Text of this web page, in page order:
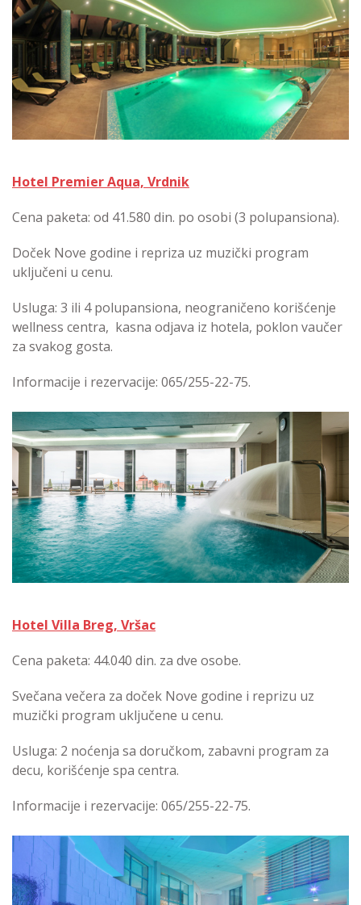
Hotel Premier Aqua, Vrdnik
Cena paketa: od 41.580 din. po osobi (3 polupansiona).
Doček Nove godine i repriza uz muzički program
uključeni u cenu.
Usluga: 3 ili 4 polupansiona, neograničeno korišćenje
wellness centra, kasna odjava iz hotela, poklon vaučer
za svakog gosta.
Informacije i rezervacije: 065/255-22-75.
Hotel Villa Breg, Vršac
Cena paketa: 44.040 din. za dve osobe.
Svečana večera za doček Nove godine i reprizu uz
muzički program uključene u cenu.
Usluga: 2 noćenja sa doručkom, zabavni program za
decu, korišćenje spa centra.
Informacije i rezervacije: 065/255-22-75.